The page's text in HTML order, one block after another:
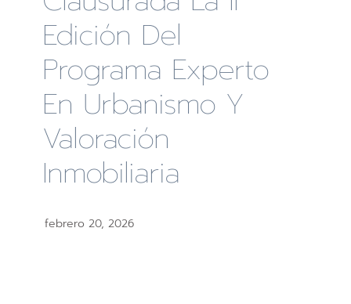
Edición Del
Programa Experto
En Urbanismo Y
Valoración
Inmobiliaria
febrero 20, 2026